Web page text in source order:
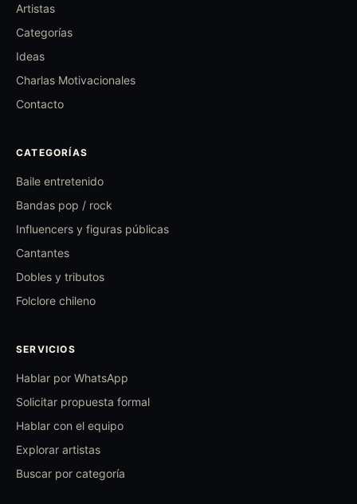
Artistas
Categorías
Ideas
Charlas Motivacionales
Contacto
CATEGORÍAS
Baile entretenido
Bandas pop / rock
Influencers y figuras públicas
Cantantes
Dobles y tributos
Folclore chileno
SERVICIOS
Hablar por WhatsApp
Solicitar propuesta formal
Hablar con el equipo
Explorar artistas
Buscar por categoría